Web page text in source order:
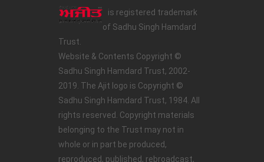
is registered trademark
of Sadhu Singh Hamdard
Trust.
Website & Contents Copyright ©
Sadhu Singh Hamdard Trust, 2002-
2019. The Ajit logo is Copyright ©
Sadhu Singh Hamdard Trust, 1984. All
rights reserved. Copyright materials
belonging to the Trust may not in
whole or in part be produced,
reproduced, published, rebroadcast,